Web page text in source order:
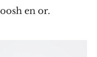
en or.